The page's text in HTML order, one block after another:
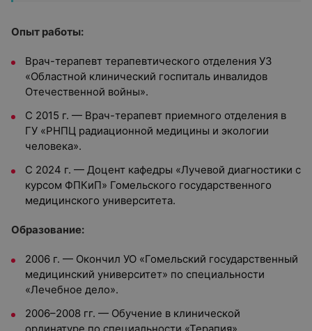
Опыт работы:
Врач-терапевт терапевтического отделения УЗ
«Областной клинический госпиталь инвалидов
Отечественной войны».
С 2015 г. — Врач-терапевт приемного отделения в
ГУ «РНПЦ радиационной медицины и экологии
человека».
С 2024 г. — Доцент кафедры «Лучевой диагностики с
курсом ФПКиП» Гомельского государственного
медицинского университета.
Образование:
2006 г. — Окончил УО «Гомельский государственный
медицинский университет» по специальности
«Лечебное дело».
2006–2008 гг. — Обучение в клинической